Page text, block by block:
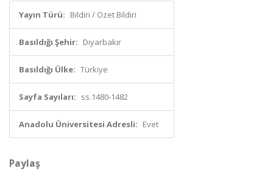
Yayın Türü: Bildiri / Özet Bildiri
Basıldığı Şehir: Diyarbakır
Basıldığı Ülke: Türkiye
Sayfa Sayıları: ss.1480-1482
Anadolu Üniversitesi Adresli: Evet
Paylaş